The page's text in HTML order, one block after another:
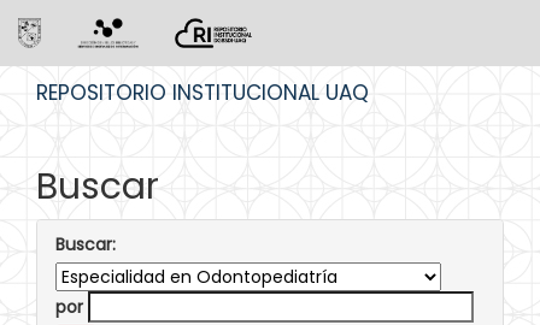
REPOSITORIO INSTITUCIONAL UAQ
Buscar
Buscar:
por